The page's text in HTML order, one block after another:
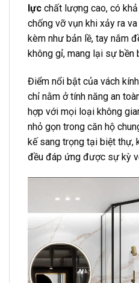
lực chất lượng cao, có
chống vỡ vụn khi xảy ra
kèm như bản lề, tay nắm
không gỉ, mang lại sự bền
Điểm nổi bật của vách
chỉ nằm ở tính năng an
hợp với mọi loại không
nhỏ gọn trong căn hộ
kế sang trọng tại biệt thự,
đều đáp ứng được sự kỳ